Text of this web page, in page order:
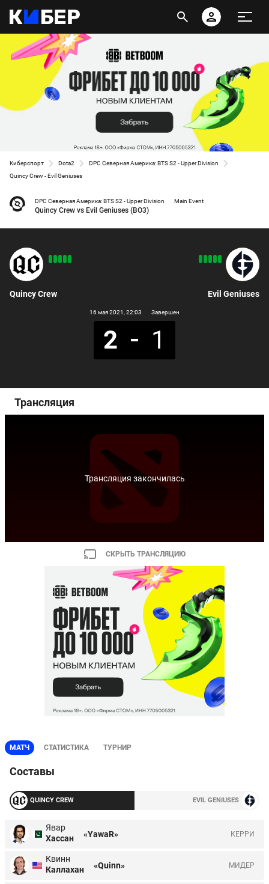
Киберспорт Dota2
DPC Северная Америка: BTS S2 - Upper Division
Quincy Crew - Evil Geniuses
DPC Северная Америка: BTS S2 - Upper Division Main Event
Quincy Crew vs Evil Geniuses (BO3)
Quincy Crew
16 мая 2021 , 22:03 Завершен
2 1
Evil Geniuses
Трансляция
Трансляция закончилась
СКРЫТЬ ТРАНСЛЯЦИЮ
МАТЧ СТАТИСТИКА ТУРНИР
Составы
QUINCY CREW EVIL GENIUSES
Явар
Хассан
«YawaR» КЕРРИ
Квинн
Каллахан
«Quinn» МИДЕР